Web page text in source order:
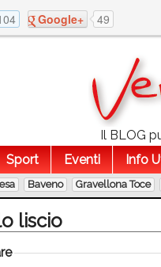
Google+ 49
Il BLOG
Sport Eventi Info
Baveno Gravellona Toce
liscio